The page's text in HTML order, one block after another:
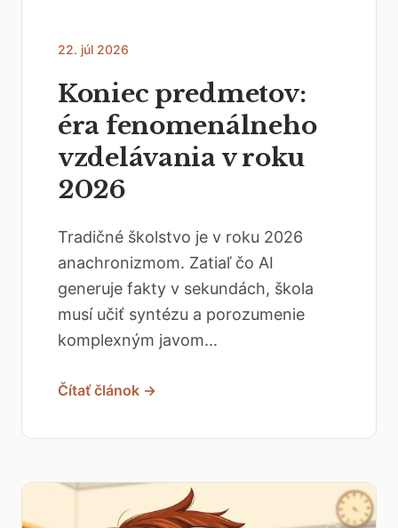
22. júl 2026
Koniec predmetov:
éra fenomenálneho
vzdelávania v roku
2026
Tradičné školstvo je v roku 2026
anachronizmom. Zatiaľ čo AI
generuje fakty v sekundách, škola
musí učiť syntézu a porozumenie
komplexným javom...
Čítať článok →